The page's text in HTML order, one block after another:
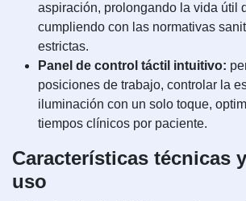
aspiración, prolongando la vida útil
cumpliendo con las normativas
estrictas.
Panel de control táctil intuitivo:
posiciones de trabajo, controlar la
iluminación con un solo toque,
tiempos clínicos por paciente.
Características técnicas
uso